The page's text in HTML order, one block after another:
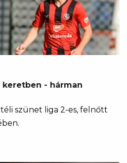
keretben - hárman
szünet liga 2-es, felnőtt